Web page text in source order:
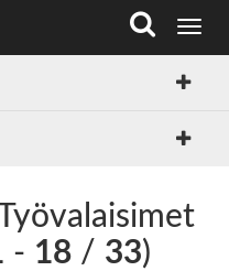
T
e
v
i
- 18/ 33)